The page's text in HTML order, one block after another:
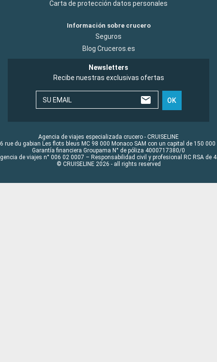
Carta de protección datos personales
Información sobre crucero
Seguros
Blog Cruceros.es
Newsletters
Recibe nuestras exclusivas ofertas
SU EMAIL OK
Agencia de viajes especializada crucero - CRUISELINE
rue du gabian Les flots bleus MC 98 000 Monaco SAM con un capital de 150 000
Garantía financiera Groupama N° de póliza 4000717380/0
de viajes n° 006 02 0007 – Responsabilidad civil y profesional RC RSA de
© CRUISELINE 2026 - all rights reserved